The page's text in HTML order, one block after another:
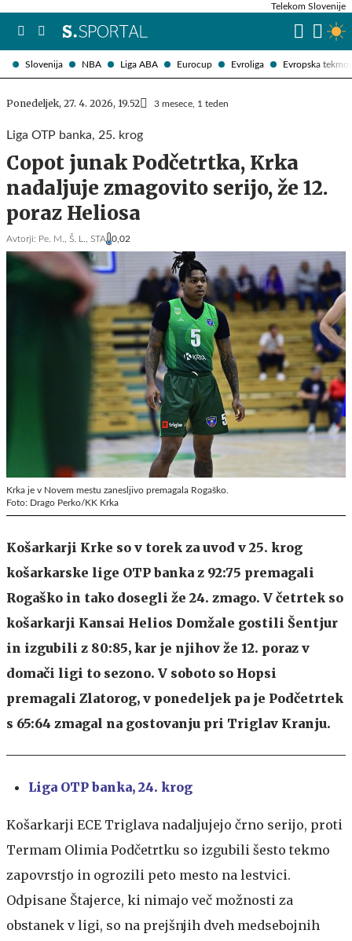
Slovenija NBA Liga ABA Eurocup Evroliga Evropska
Telekom Slovenije
Ponedeljek, 27. 4. 2026, 19.52 3 mesece, 1 teden
Liga OTP banka, 25. krog
Copot junak Podčetrtka, Krka
nadaljuje zmagovito serijo, že 12.
poraz Heliosa
Avtorji: Pe. M., Š. L., STA 0,02
Krka je v Novem mestu zanesljivo premagala Rogaško.
Foto: Drago Perko/KK Krka
Košarkarji Krke so v torek za uvod v 25. krog
košarkarske lige OTP banka z 92:75 premagali
Rogaško in tako dosegli že 24. zmago. V četrtek so
košarkarji Kansai Helios Domžale gostili Šentjur
in izgubili z 80:85, kar je njihov že 12. poraz v
domači ligi to sezono. V soboto so Hopsi
premagali Zlatorog, v ponedeljek pa je Podčetrtek
s 65:64 zmagal na gostovanju pri Triglav Kranju.
Liga OTP banka, 24. krog
Košarkarji ECE Triglava nadaljujejo črno serijo, proti
Termam Olimia Podčetrtku so izgubili šesto tekmo
zapovrstjo in ogrozili peto mesto na lestvici.
Odpisane Štajerce, ki nimajo več možnosti za
obstanek v ligi, so na prejšnjih dveh medsebojnih